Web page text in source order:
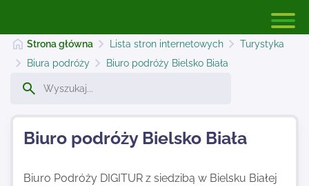
Strona główna Lista stron internetowych
Turystyka
Biura podróży
Biuro podróży Bielsko Biała
Biuro podróży Bielsko Biała
Biuro Podróży DIGITUR z siedzibą w Bielsku Białej